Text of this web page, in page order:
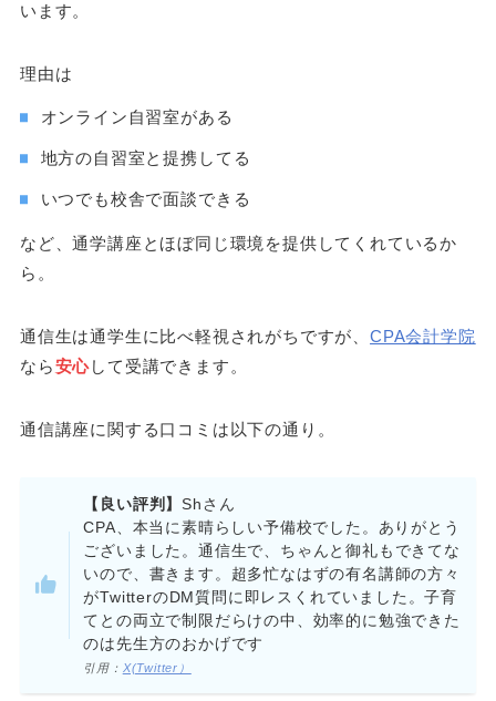
います。
理由は
オンライン自習室がある
地方の自習室と提携してる
いつでも校舎で面談できる
など、通学講座とほぼ同じ環境を提供してくれているか
ら。
通信生は通学生に比べ軽視されがちですが、CPA会計学院
なら安心して受講できます。
通信講座に関する口コミは以下の通り。
【良い評判】Shさん
CPA、本当に素晴らしい予備校でした。ありがとう
ございました。通信生で、ちゃんと御礼もできてな
いので、書きます。超多忙なはずの有名講師の方々
がTwitterのDM質問に即レスくれていました。子育
てとの両立で制限だらけの中、効率的に勉強できた
のは先生方のおかげです
引用： X(Twitter）